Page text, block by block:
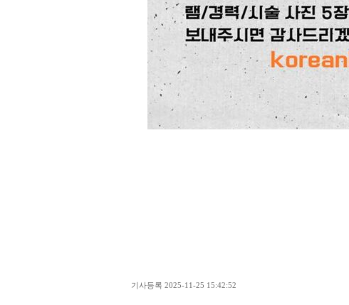
기사등록 2025-11-25 15:42:52